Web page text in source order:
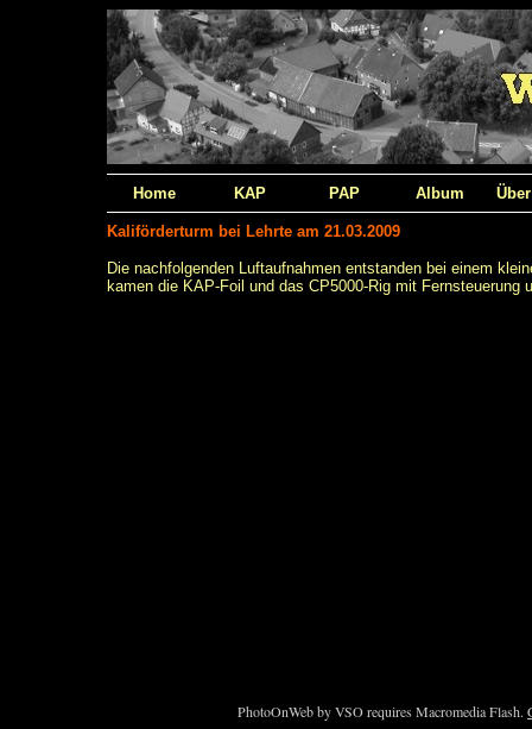
Home KAP PAP Album
Kaliförderturm bei Lehrte am 21.03.2009
Die nachfolgenden Luftaufnahmen entstanden bei einem
kamen die KAP-Foil und das CP5000-Rig mit Fernsteuerung